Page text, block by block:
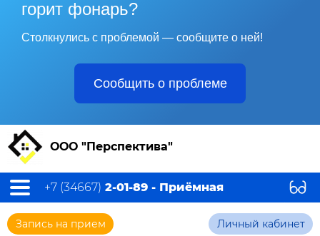
горит фонарь?
Столкнулись с проблемой — сообщите о ней!
Сообщить о проблеме
ООО "Перспектива"
+7 (34667) 2-01-89 - Приёмная
Запись на прием Личный кабинет